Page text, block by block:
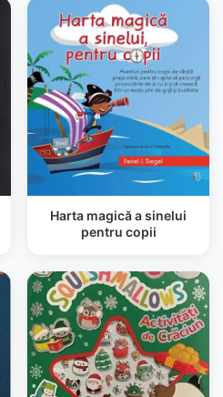
Harta magică a sinelui
pentru copii